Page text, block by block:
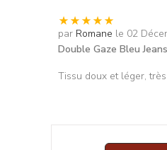
par Romane le 02
Double Gaze Bleu Jeans
Tissu doux et léger,